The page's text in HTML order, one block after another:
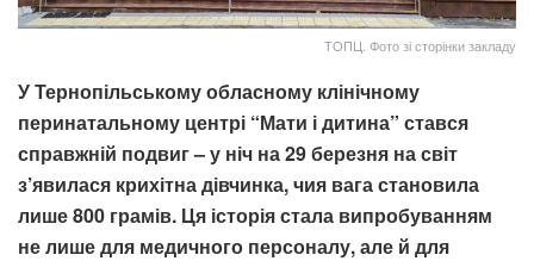
ТОПЦ. Фото зі сторінки закладу
У Тернопільському обласному клінічному
перинатальному центрі “Мати і дитина” стався
справжній подвиг – у ніч на 29 березня на світ
з’явилася крихітна дівчинка, чия вага становила
лише 800 грамів. Ця історія стала випробуванням
не лише для медичного персоналу, але й для